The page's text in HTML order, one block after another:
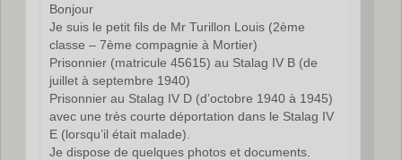
Bonjour
Je suis le petit fils de Mr Turillon Louis (2ème
classe – 7ème compagnie à Mortier)
Prisonnier (matricule 45615) au Stalag IV B (de
juillet à septembre 1940)
Prisonnier au Stalag IV D (d’octobre 1940 à 1945)
avec une très courte déportation dans le Stalag IV
E (lorsqu’il était malade).
Je dispose de quelques photos et documents.